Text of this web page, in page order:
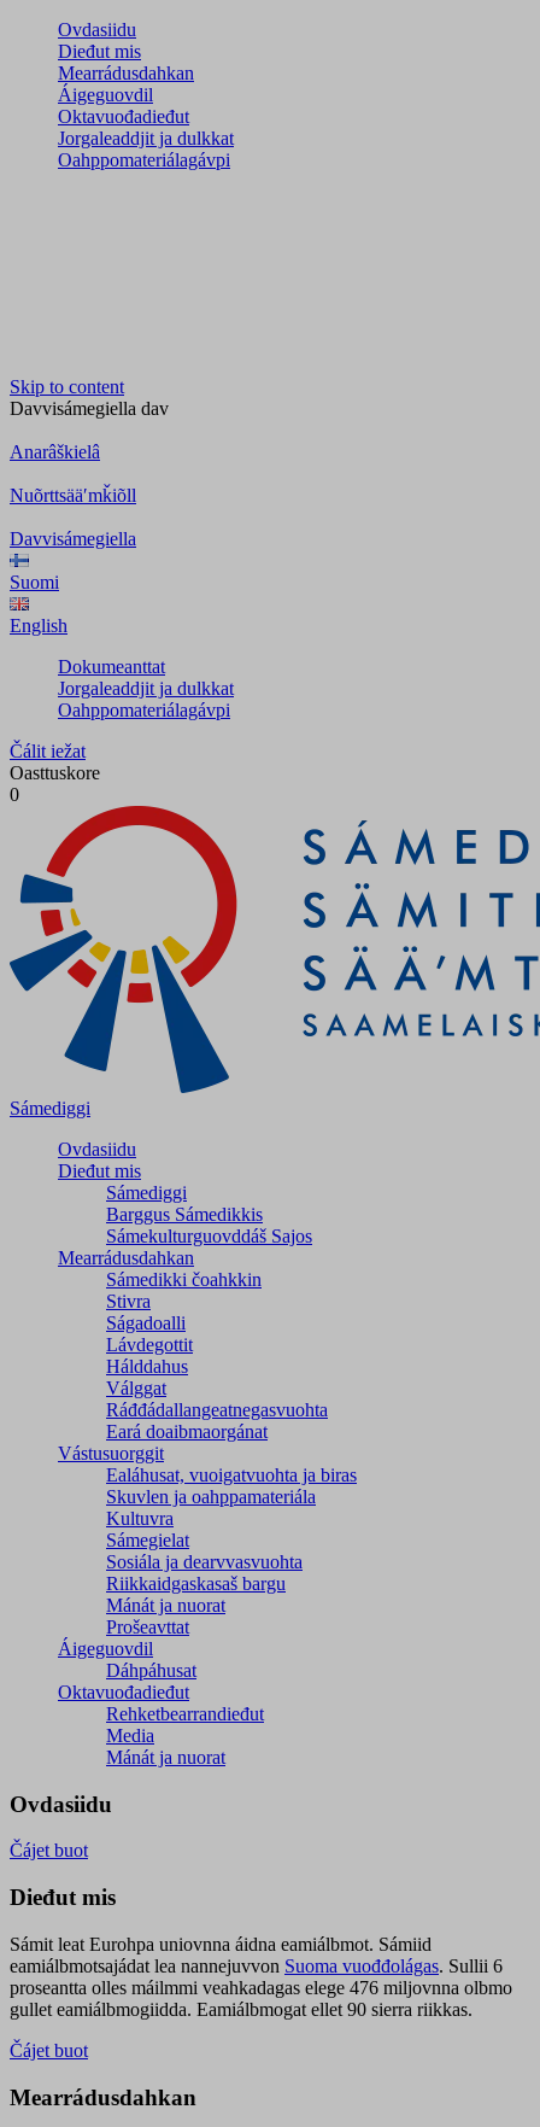
Ovdasiidu
Dieđut mis
Mearrádusdahkan
Áigeguovdil
Oktavuođadieđut
Jorgaleaddjit ja dulkkat
Oahppomateriálagávpi
Skip to content
Davvisámegiella dav
Anarâškielâ
Nuõrttsääʹmǩiõll
Davvisámegiella
Suomi
English
Dokumeanttat
Jorgaleaddjit ja dulkkat
Oahppomateriálagávpi
Čálit iežat
Oasttuskore
0
Sámediggi
Ovdasiidu
Dieđut mis
Sámediggi
Barggus Sámedikkis
Sámekulturguovddáš Sajos
Mearrádusdahkan
Sámedikki čoahkkin
Stivra
Ságadoalli
Lávdegottit
Hálddahus
Válggat
Ráđđádallangeatnegas­vuohta
Eará doaibmaorgánat
Vástusuorggit
Ealáhusat, vuoigatvuohta ja biras
Skuvlen ja oahppamateriála
Kultuvra
Sámegielat
Sosiála ja dearvvasvuohta
Riikkaidgaskasaš bargu
Mánát ja nuorat
Prošeavttat
Áigeguovdil
Dáhpáhusat
Oktavuođadieđut
Rehketbearrandieđut
Media
Mánát ja nuorat
Ovdasiidu
Čájet buot
Dieđut mis
Sámit leat Eurohpa uniovnna áidna eamiálbmot. Sámiid
eamiálbmotsajádat lea nannejuvvon Suoma vuođđolágas. Sullii 6
proseantta olles máilmmi veahkadagas elege 476 miljovnna olbmo
gullet eamiálbmogiidda. Eamiálbmogat ellet 90 sierra riikkas.
Čájet buot
Mearrádusdahkan